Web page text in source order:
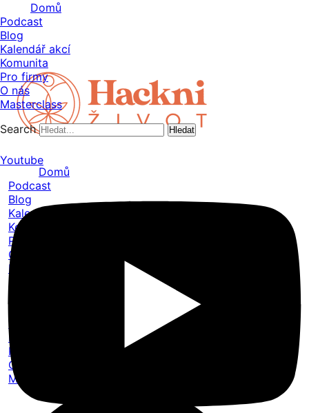
Domů
Podcast
Blog
Kalendář akcí
Komunita
Pro firmy
O nás
Masterclass
Search
Hledat
Youtube
Domů
Podcast
Blog
Kalendář akcí
Komunita
Pro firmy
O nás
Masterclass
Kalendář akcí
Komunita
Pro firmy
O nás
Masterclass